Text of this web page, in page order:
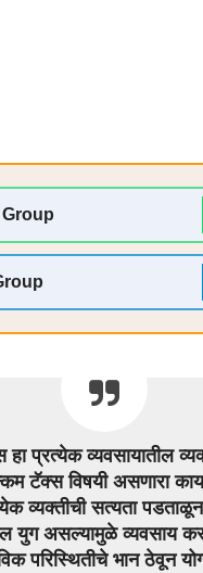
प्रत्येक व्यवसायातील
टॅक्स विषयी असणारा
व्यक्तीची सत्यता
युग असल्यामुळे व्यवसाय
परिस्थितीचे भान ठेवून